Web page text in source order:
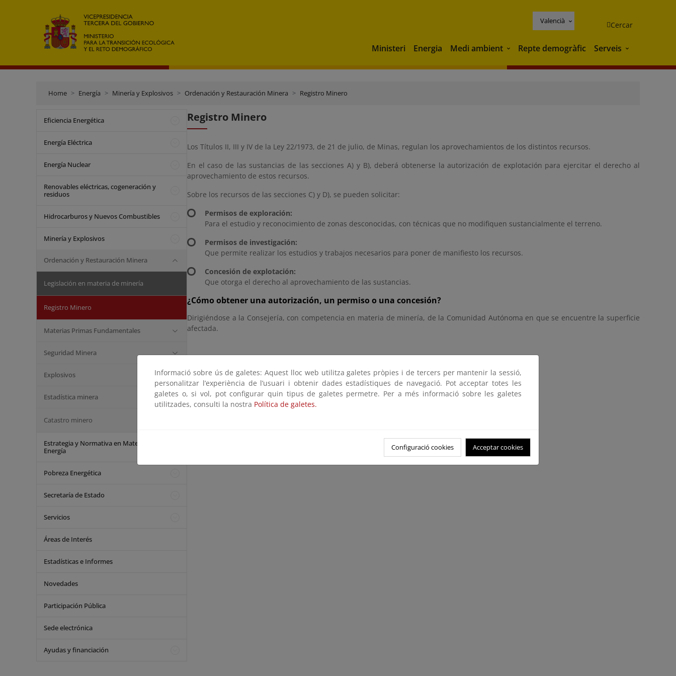
Valencià Cercar
Ministeri Energia Medi ambient Medi ambient
Repte demogràfic Serveis Serveis
Home Energía Minería y Explosivos Ordenación y Restauración Minera Registro Minero
Eficiencia Energética
Energía Eléctrica
Energía Nuclear
Renovables eléctricas, cogeneración y
residuos
Hidrocarburos y Nuevos Combustibles
Minería y Explosivos
Ordenación y Restauración Minera
Legislación en materia de minería
Registro Minero
Materias Primas Fundamentales
Seguridad Minera
Explosivos
Estadística minera
Catastro minero
Estrategia y Normativa en Materia de
Energía
Pobreza Energética
Secretaría de Estado
Servicios
Áreas de Interés
Estadísticas e Informes
Novedades
Participación Pública
Sede electrónica
Ayudas y financiación
Registro Minero
Los Títulos II, III y IV de la Ley 22/1973, de 21 de julio, de Minas, regulan los aprovechamientos de los distintos recursos.
En el caso de las sustancias de las secciones A) y B), deberá obtenerse la autorización de explotación para ejercitar el derecho al
aprovechamiento de estos recursos.
Sobre los recursos de las secciones C) y D), se pueden solicitar:
Permisos de exploración:
Para el estudio y reconocimiento de zonas desconocidas, con técnicas que no modifiquen sustancialmente el terreno.
Permisos de investigación:
Que permite realizar los estudios y trabajos necesarios para poner de manifiesto los recursos.
Concesión de explotación:
Que otorga el derecho al aprovechamiento de las sustancias.
¿Cómo obtener una autorización, un permiso o una concesión?
Dirigiéndose a la Consejería, con competencia en materia de minería, de la Comunidad Autónoma en que se encuentre la superficie
afectada.
Informació sobre ús de galetes: Aquest lloc web utilitza galetes pròpies i de tercers per mantenir la sessió,
personalitzar l’experiència de l’usuari i obtenir dades estadístiques de navegació. Pot acceptar totes les
galetes o, si vol, pot configurar quin tipus de galetes permetre. Per a més informació sobre les galetes
utilitzades, consulti la nostra Política de galetes.
Configuració cookies Acceptar cookies